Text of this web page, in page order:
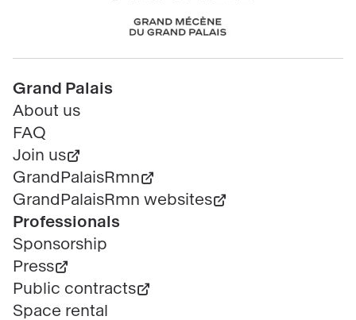
Chanel
Pied
de
page
Grand Palais
About us
FAQ
Join us
GrandPalaisRmn
GrandPalaisRmn websites
Professionals
Sponsorship
Press
Public contracts
Space rental